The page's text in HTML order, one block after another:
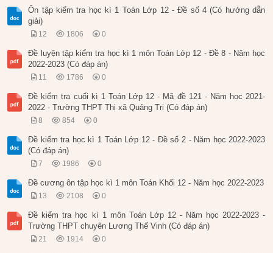
Ôn tập kiểm tra học kì 1 Toán Lớp 12 - Đề số 4 (Có hướng dẫn
giải)
12 1806 0
Đề luyện tập kiểm tra học kì 1 môn Toán Lớp 12 - Đề 8 - Năm học
2022-2023 (Có đáp án)
11 1786 0
Đề kiểm tra cuối kì 1 Toán Lớp 12 - Mã đề 121 - Năm học 2021-
2022 - Trường THPT Thị xã Quảng Trị (Có đáp án)
8 854 0
Đề kiểm tra học kì 1 Toán Lớp 12 - Đề số 2 - Năm học 2022-2023
(Có đáp án)
7 1986 0
Đề cương ôn tập học kì 1 môn Toán Khối 12 - Năm học 2022-2023
13 2108 0
Đề kiểm tra học kì 1 môn Toán Lớp 12 - Năm học 2022-2023 -
Trường THPT chuyên Lương Thế Vinh (Có đáp án)
21 1914 0